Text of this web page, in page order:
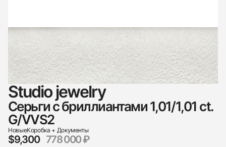
Studio jewelry
Серьги с бриллиантами 1,01/1,01 ct.
G/VVS2
НовыеКоробка + Документы
$9,300 778 000 ₽